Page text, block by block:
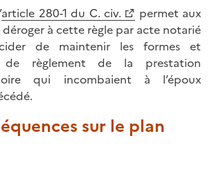
article 280-1 du C. civ.
permet aux
à cette règle par acte notarié
de maintenir les formes et
de règlement de la prestation
qui incombaient à l’époux
sur le plan